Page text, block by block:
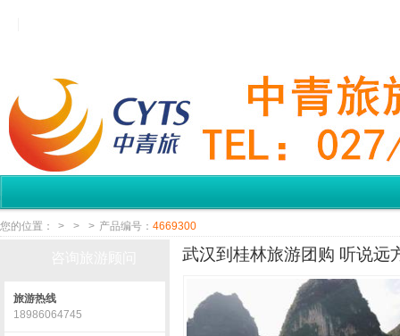
您的位置： > > > 产品编号： 4669300
武汉到桂林旅游团购 听说远
旅游热线
18986064745